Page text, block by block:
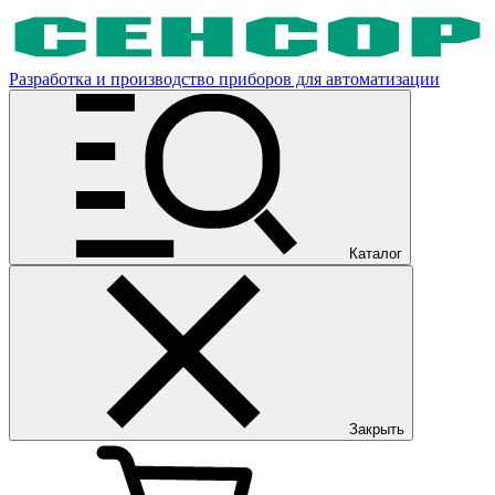
Разработка и производство приборов для автоматизации
Каталог
Закрыть